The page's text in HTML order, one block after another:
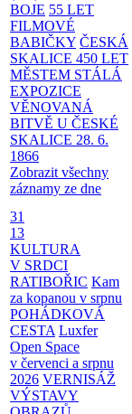
BOJE 55 LET
FILMOVÉ
BABIČKY ČESKÁ
SKALICE 450 LET
MĚSTEM STÁLÁ
EXPOZICE
VĚNOVANÁ
BITVĚ U ČESKÉ
SKALICE 28. 6.
1866
Zobrazit všechny
záznamy ze dne
31
13
KULTURA
V SRDCI
RATIBOŘIC Kam
za kopanou v srpnu
POHÁDKOVÁ
CESTA Luxfer
Open Space
v červenci a srpnu
2026 VERNISÁŽ
VÝSTAVY